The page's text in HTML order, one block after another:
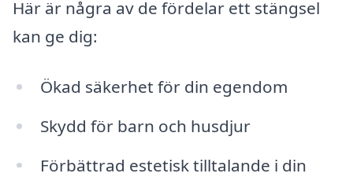
Här är några av de fördelar ett stängsel
kan ge dig:
Ökad säkerhet för din egendom
Skydd för barn och husdjur
Förbättrad estetisk tilltalande i din